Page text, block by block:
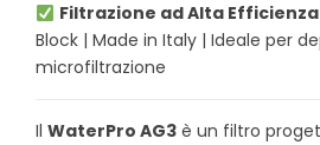
Filtrazione ad Alta Efficienza
Block | Made in Italy | Ideale per
microfiltrazione
Il WaterPro AG3 è un filtro